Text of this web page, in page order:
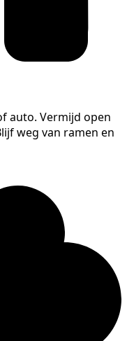
auto. Vermijd open
weg van ramen en